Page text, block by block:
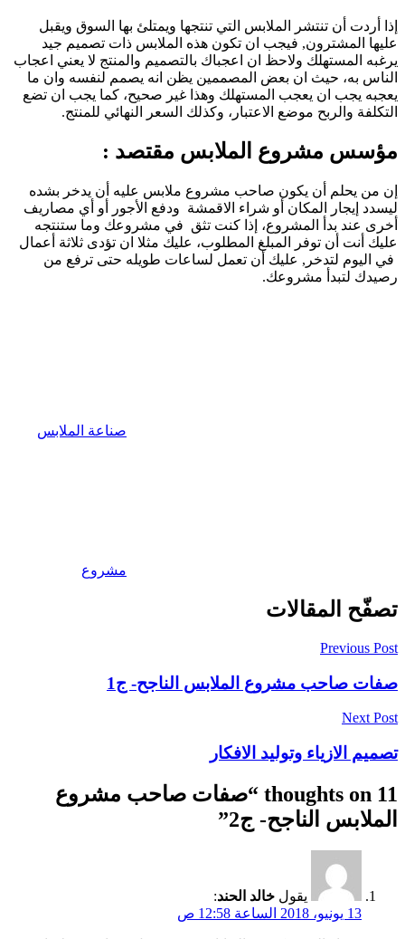
إذا أردت أن تنتشر الملابس التي تنتجها ويمتلئ بها السوق ويقبل
عليها المشترون, فيجب ان تكون هذه الملابس ذات تصميم جيد
يرغبه المستهلك ولاحظ ان اعجباك بالتصميم والمنتج لا يعني اعجاب
الناس به، حيث ان بعض المصممين يظن انه يصمم لنفسه وان ما
يعجبه يجب ان يعجب المستهلك وهذا غير صحيح، كما يجب ان تضع
التكلفة والربح موضع الاعتبار، وكذلك السعر النهائي للمنتج.
مؤسس مشروع الملابس مقتصد :
إن من يحلم أن يكون صاحب مشروع ملابس عليه أن يدخر بشده
ليسدد إيجار المكان أو شراء الاقمشة ودفع الأجور أو أي مصاريف
أخرى عند بدأ المشروع، إذا كنت تثق في مشروعك وما ستنتجه
عليك أنت أن توفر المبلغ المطلوب، عليك مثلا ان تؤدى ثلاثة أعمال
في اليوم لتدخر, عليك أن تعمل لساعات طويله حتى ترفع من
رصيدك لتبدأ مشروعك.
صناعة الملابس
مشروع
تصفّح المقالات
Previous Post
صفات صاحب مشروع الملابس الناجح- ج1
Next Post
تصميم الازياء وتوليد الافكار
11 thoughts on “
صفات صاحب مشروع
الملابس الناجح- ج2 ”
يقول خالد الحند:
13 يونيو، 2018 الساعة 12:58 ص